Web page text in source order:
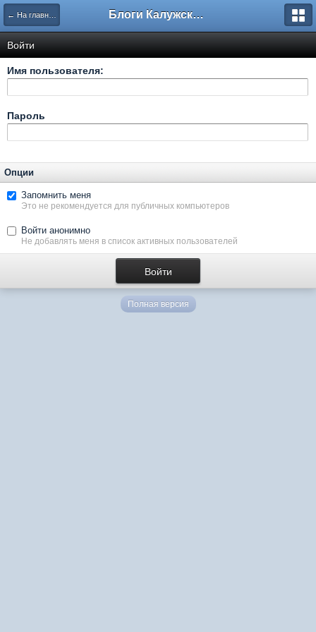
← На главную Блоги Калужского перекрестка
Войти
Имя пользователя:
Пароль
Опции
Запомнить меня
Это не рекомендуется для публичных компьютеров
Войти анонимно
Не добавлять меня в список активных пользователей
Полная версия